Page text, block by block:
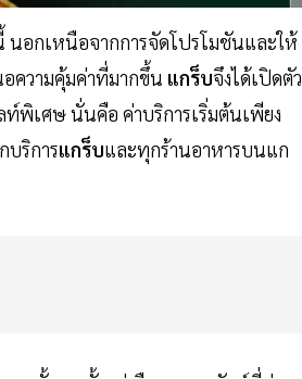
อกเหนือจากการจัดโปรโมชันและให้
ความคุ้มค่าที่มากขึ้น แกร็บจึงได้เปิดตัว
ท์พิเศษ นั่นคือ ค่าบริการเริ่มต้นเพียง
ริการแกร็บและทุกร้านอาหารบนแก